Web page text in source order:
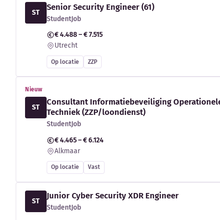
ST
Senior Security Engineer (61)
StudentJob
€ 4.488 – € 7.515
Utrecht
Op locatie ZZP
Nieuw
ST
Consultant Informatiebeveiliging
Techniek (ZZP/loondienst)
StudentJob
€ 4.465 – € 6.124
Alkmaar
Op locatie Vast
ST
Junior Cyber Security XDR Engineer
StudentJob